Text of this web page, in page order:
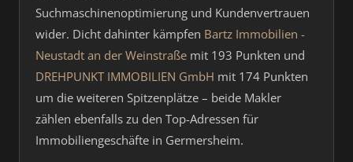
Suchmaschinenoptimierung und Kundenvertrauen
wider. Dicht dahinter kämpfen Bartz Immobilien -
Neustadt an der Weinstraße mit 193 Punkten und
DREHPUNKT IMMOBILIEN GmbH mit 174 Punkten
um die weiteren Spitzenplätze – beide Makler
zählen ebenfalls zu den Top-Adressen für
Immobiliengeschäfte in Germersheim.